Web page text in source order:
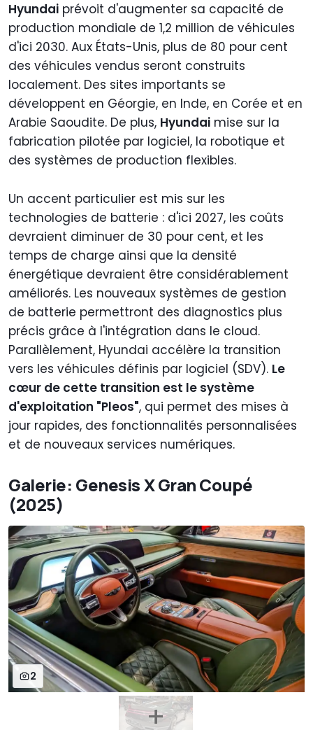
Hyundai prévoit d'augmenter sa capacité de
production mondiale de 1,2 million de véhicules
d'ici 2030. Aux États-Unis, plus de 80 pour cent
des véhicules vendus seront construits
localement. Des sites importants se
développent en Géorgie, en Inde, en Corée et en
Arabie Saoudite. De plus, Hyundai mise sur la
fabrication pilotée par logiciel, la robotique et
des systèmes de production flexibles.
Un accent particulier est mis sur les
technologies de batterie : d'ici 2027, les coûts
devraient diminuer de 30 pour cent, et les
temps de charge ainsi que la densité
énergétique devraient être considérablement
améliorés. Les nouveaux systèmes de gestion
de batterie permettront des diagnostics plus
précis grâce à l'intégration dans le cloud.
Parallèlement, Hyundai accélère la transition
vers les véhicules définis par logiciel (SDV). Le
cœur de cette transition est le système
d'exploitation "Pleos", qui permet des mises à
jour rapides, des fonctionnalités personnalisées
et de nouveaux services numériques.
Galerie: Genesis X Gran Coupé
(2025)
2